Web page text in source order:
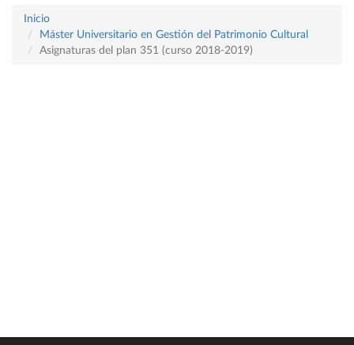
Inicio
Máster Universitario en Gestión del Patrimonio Cultural
Asignaturas del plan 351 (curso 2018-2019)